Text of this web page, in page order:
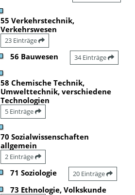
55 Verkehrstechnik,
Verkehrswesen
23 Einträge
56 Bauwesen 34 Einträge
58 Chemische Technik,
Umwelttechnik, verschiedene
Technologien
5 Einträge
70 Sozialwissenschaften
allgemein
2 Einträge
71 Soziologie 20 Einträge
73 Ethnologie, Volkskunde